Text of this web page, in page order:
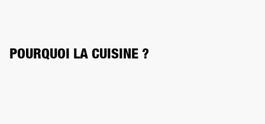
POURQUOI LA CUISINE ?